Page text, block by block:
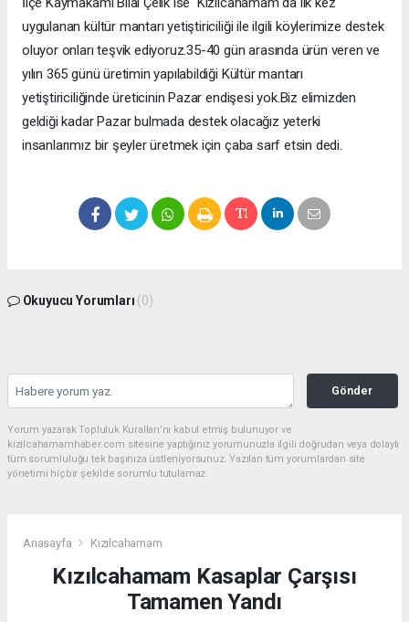
uygulanan kültür mantarı yetiştiriciliği ile ilgili köylerimize destek
oluyor onları teşvik ediyoruz.35-40 gün arasında ürün veren ve
yılın 365 günü üretimin yapılabildiği Kültür mantarı
yetiştiriciliğinde üreticinin Pazar endişesi yok.Biz elimizden
geldiği kadar Pazar bulmada destek olacağız yeterki
insanlarımız bir şeyler üretmek için çaba sarf etsin dedi.
Okuyucu Yorumları (0)
Gönder
Yorum yazarak Topluluk Kuralları’nı kabul etmiş bulunuyor ve
kizilcahamamhaber.com sitesine yaptığınız yorumunuzla ilgili doğrudan veya dolaylı
tüm sorumluluğu tek başınıza üstleniyorsunuz. Yazılan tüm yorumlardan site
yönetimi hiçbir şekilde sorumlu tutulamaz.
Anasayfa Kızılcahamam
Kızılcahamam Kasaplar Çarşısı
Tamamen Yandı